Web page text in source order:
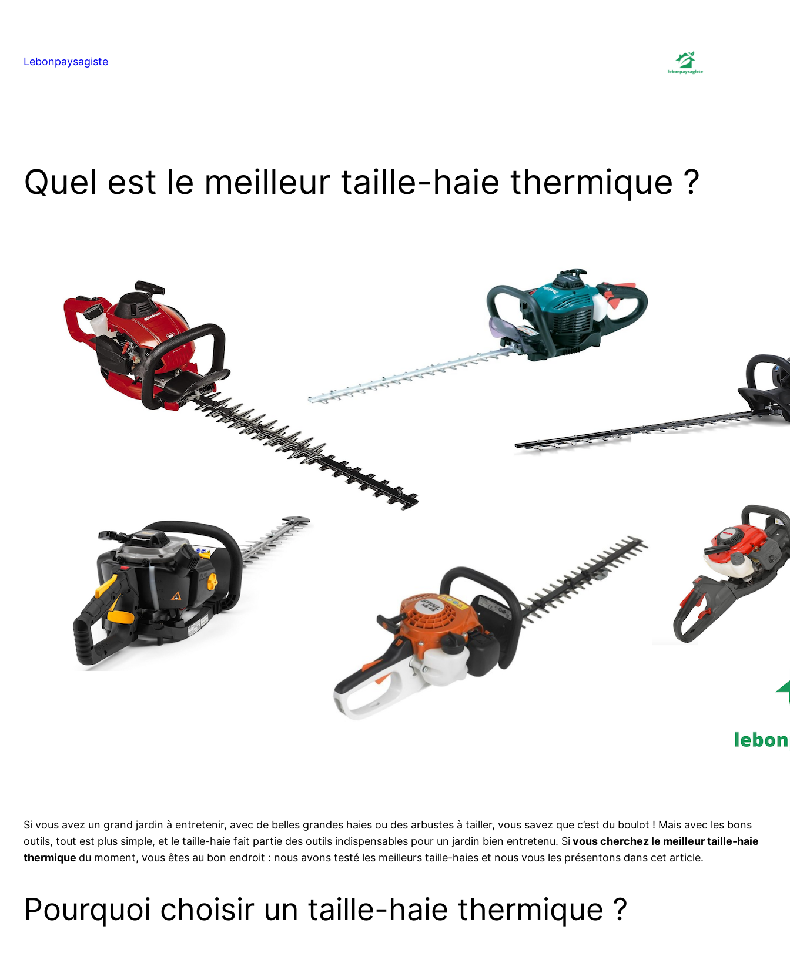
Lebonpaysagiste
Quel est le meilleur taille-haie thermique ?
Si vous avez un grand jardin à entretenir, avec de belles grandes haies ou des arbustes à tailler, vous savez que c’est du boulot ! Mais avec les bons
outils, tout est plus simple, et le taille-haie fait partie des outils indispensables pour un jardin bien entretenu. Sivous cherchez le meilleur taille-haie
thermique du moment, vous êtes au bon endroit : nous avons testé les meilleurs taille-haies et nous vous les présentons dans cet article.
Pourquoi choisir un taille-haie thermique ?